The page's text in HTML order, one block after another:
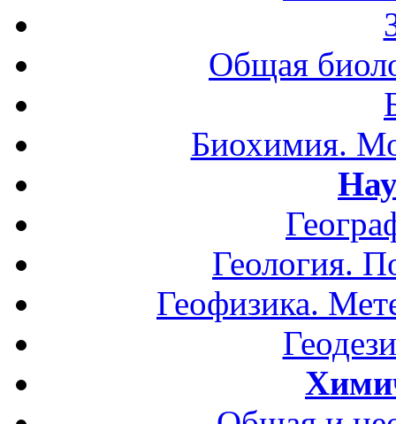
Общая
Биохимия.
Геология.
Геофизика.